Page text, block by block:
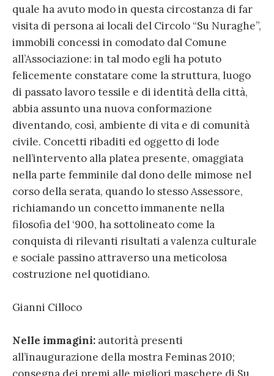
quale ha avuto modo in questa circostanza di far
visita di persona ai locali del Circolo “Su Nuraghe”,
immobili concessi in comodato dal Comune
all’Associazione: in tal modo egli ha potuto
felicemente constatare come la struttura, luogo
di passato lavoro tessile e di identità della città,
abbia assunto una nuova conformazione
diventando, così, ambiente di vita e di comunità
civile. Concetti ribaditi ed oggetto di lode
nell’intervento alla platea presente, omaggiata
nella parte femminile dal dono delle mimose nel
corso della serata, quando lo stesso Assessore,
richiamando un concetto immanente nella
filosofia del ‘900, ha sottolineato come la
conquista di rilevanti risultati a valenza culturale
e sociale passino attraverso una meticolosa
costruzione nel quotidiano.
Gianni Cilloco
Nelle immagini: autorità presenti
all’inaugurazione della mostra Feminas 2010;